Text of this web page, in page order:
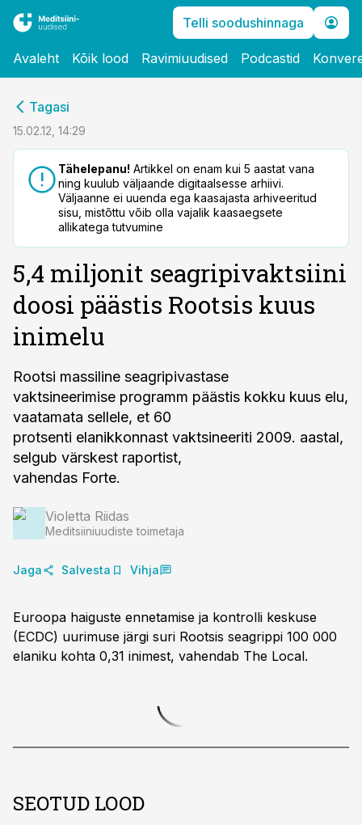
Telli soodushinnaga
Avaleht Kõik lood Ravimiuudised Podcastid
Tagasi
15.02.12, 14:29
Tähelepanu! Artikkel on enam kui 5 aastat vana
ning kuulub väljaande digitaalsesse arhiivi.
Väljaanne ei uuenda ega kaasajasta arhiveeritud
sisu, mistõttu võib olla vajalik kaasaegsete
allikatega tutvumine
5,4 miljonit seagripivaktsiini
doosi päästis Rootsis kuus
inimelu
Rootsi massiline seagripivastase
vaktsineerimise programm päästis kokku kuus elu,
vaatamata sellele, et 60
protsenti elanikkonnast vaktsineeriti 2009. aastal,
selgub värskest raportist,
vahendas Forte.
Violetta Riidas
Meditsiiniuudiste toimetaja
Jaga Salvesta Vihja
Euroopa haiguste ennetamise ja kontrolli keskuse
(ECDC) uurimuse järgi suri Rootsis seagrippi 100 000
elaniku kohta 0,31 inimest, vahendab The Local.
SEOTUD LOOD